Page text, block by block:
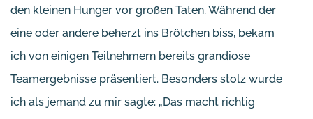
den kleinen Hunger vor großen Taten. Während der
eine oder andere beherzt ins Brötchen biss, bekam
ich von einigen Teilnehmern bereits grandiose
Teamergebnisse präsentiert. Besonders stolz wurde
ich als jemand zu mir sagte: „Das macht richtig